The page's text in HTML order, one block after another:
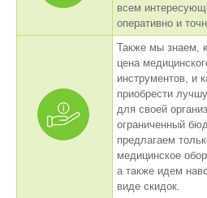
всем
оперативно и
Также мы знаем,
цена
инструментов, и
приобрести
для своей
ограниченный
предлагаем
медицинское
а также идем
виде скидок.